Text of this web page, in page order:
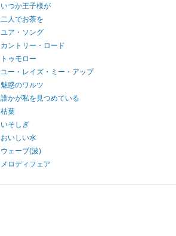
いつか王子様が
二人でお茶を
ユア・ソング
カントリー・ロード
トゥモロー
ユー・レイズ・ミー・アップ
魅惑のワルツ
誰かが私を見つめている
枯葉
いそしぎ
おいしい水
ウェーブ(波)
メロディフェア